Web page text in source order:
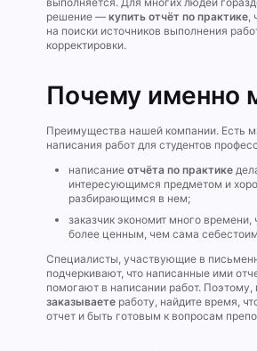
решение — купить отчёт по практике
на поиски источников выполнения
корректировки.
Почему именно
Преимущества нашей компании. Есть
написания работ для студентов
написание отчёта по практике
интересующимся предметом и
разбирающимся в нем;
заказчик экономит много времени,
более ценным, чем сама
Специалисты, участвующие в
подчеркивают, что написанные ими
помогают в написании работ. Поэтому,
заказываете работу, найдите время,
отчет и быть готовым к вопросам